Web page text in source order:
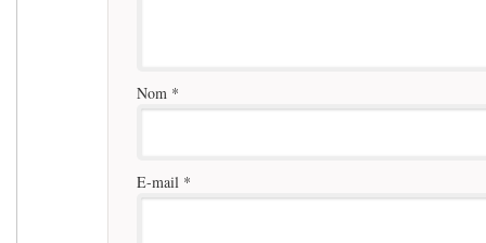
Nom *
E-mail *